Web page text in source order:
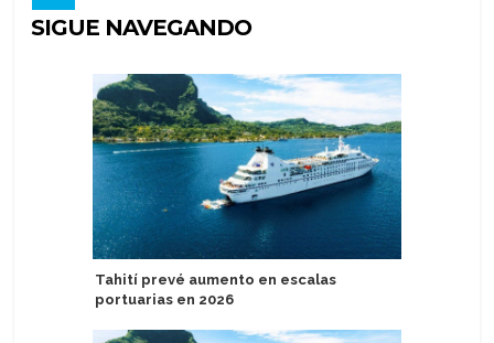
SIGUE NAVEGANDO
Tahití prevé aumento en escalas
portuarias en 2026